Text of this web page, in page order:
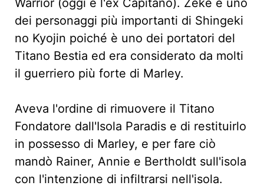
Warrior (oggi è l'ex Capitano). Zeke è uno
dei personaggi più importanti di Shingeki
no Kyojin poiché è uno dei portatori del
Titano Bestia ed era considerato da molti
il guerriero più forte di Marley.
Aveva l'ordine di rimuovere il Titano
Fondatore dall'Isola Paradis e di restituirlo
in possesso di Marley, e per fare ciò
mandò Rainer, Annie e Bertholdt sull'isola
con l'intenzione di infiltrarsi nell'isola.